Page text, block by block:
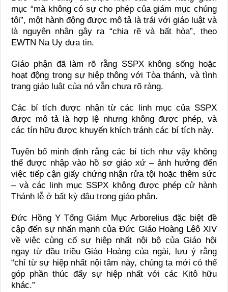
mục “mà không có sự cho phép của giám mục chúng
tôi”, một hành động được mô tả là trái với giáo luật và
là nguyên nhân gây ra “chia rẽ và bất hòa”, theo
EWTN Na Uy đưa tin.
Giáo phận đã làm rõ rằng SSPX không sống hoặc
hoạt động trong sự hiệp thông với Tòa thánh, và tình
trạng giáo luật của nó vẫn chưa rõ ràng.
Các bí tích được nhận từ các linh mục của SSPX
được mô tả là hợp lệ nhưng không được phép, và
các tín hữu được khuyến khích tránh các bí tích này.
Tuyên bố minh định rằng các bí tích như vậy không
thể được nhập vào hồ sơ giáo xứ – ảnh hưởng đến
việc tiếp cận giấy chứng nhận rửa tội hoặc thêm sức
– và các linh mục SSPX không được phép cử hành
Thánh lễ ở bất kỳ đâu trong giáo phận.
Đức Hồng Y Tổng Giám Mục Arborelius đặc biệt đề
cập đến sự nhấn mạnh của Đức Giáo Hoàng Lêô XIV
về việc củng cố sự hiệp nhất nội bộ của Giáo hội
ngay từ đầu triều Giáo Hoàng của ngài, lưu ý rằng
“chỉ từ sự hiệp nhất nội tâm này, chúng ta mới có thể
góp phần thúc đẩy sự hiệp nhất với các Kitô hữu
khác.”